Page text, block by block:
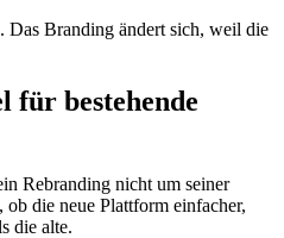
Das Branding ändert sich, weil die
für bestehende
Rebranding nicht um seiner
die neue Plattform einfacher,
die alte.